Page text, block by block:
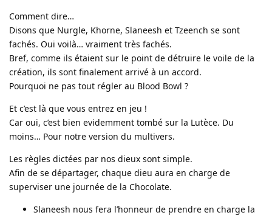
Comment dire…
Disons que Nurgle, Khorne, Slaneesh et Tzeench se sont
fachés. Oui voilà… vraiment très fachés.
Bref, comme ils étaient sur le point de détruire le voile de la
création, ils sont finalement arrivé à un accord.
Pourquoi ne pas tout régler au Blood Bowl ?
Et c’est là que vous entrez en jeu !
Car oui, c’est bien evidemment tombé sur la Lutèce. Du
moins… Pour notre version du multivers.
Les règles dictées par nos dieux sont simple.
Afin de se départager, chaque dieu aura en charge de
superviser une journée de la Chocolate.
Slaneesh nous fera l’honneur de prendre en charge la